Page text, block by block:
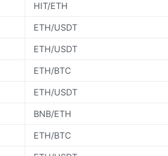
HIT/ETH
ETH/USDT
ETH/USDT
ETH/BTC
ETH/USDT
BNB/ETH
ETH/BTC